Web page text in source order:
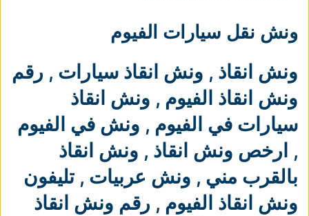
ونش نقل سيارات الفيوم
ونش انقاذ , ونش انقاذ سيارات , رقم
ونش انقاذ الفيوم , ونش انقاذ
سيارات في الفيوم , ونش في الفيوم
, ارخص ونش انقاذ , ونش انقاذ
بالقرب مني , ونش عربيات , تليفون
ونش انقاذ الفيوم , رقم ونش انقاذ